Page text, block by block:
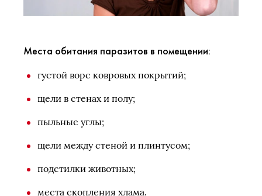
Места обитания паразитов в помещении:
густой ворс ковровых покрытий;
щели в стенах и полу;
пыльные углы;
щели между стеной и плинтусом;
подстилки животных;
места скопления хлама.